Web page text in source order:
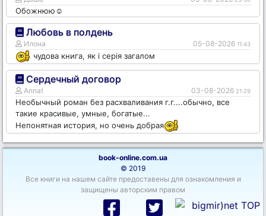
Обожнюю☺️
Любовь в полдень
Илона 05-08-2026 11:43
чудова книга, як і серія загалом
Сердечный договор
Annat 03-08-2026 21:29
Необычный роман без расхваливания г.г....обычно, все
такие красивые, умные, богатые...
Непонятная история, но очень добрая
book-online.com.ua
© 2019
Все книги на нашем сайте предоставены для ознакомления и
защищены авторским правом